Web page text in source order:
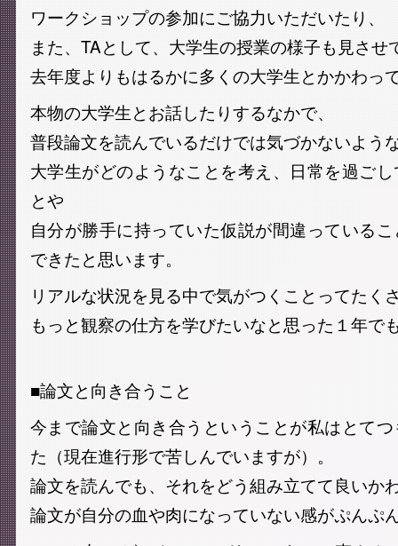
ワークショップの参加にご協力いただいたり、
また、TAとして、大学生の授業の様子も見させ
去年度よりもはるかに多くの大学生とかかわっ
本物の大学生とお話したりするなかで、
普段論文を読んでいるだけでは気づかないよう
大学生がどのようなことを考え、日常を過ご
とや
自分が勝手に持っていた仮説が間違っている
できたと思います。
リアルな状況を見る中で気がつくことってたく
もっと観察の仕方を学びたいなと思った１年で
■論文と向き合うこと
今まで論文と向き合うということが私はとて
た（現在進行形で苦しんでいますが）。
論文を読んでも、それをどう組み立てて良いか
論文が自分の血や肉になっていない感がぷんぷ